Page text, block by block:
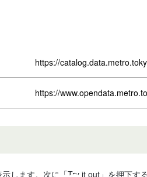
https://
https://
します。次に「Try it out」を押下